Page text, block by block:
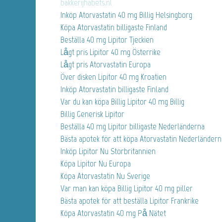
bakkerijhabets.nl
Inköp Atorvastatin 40 mg Billig Helsingborg
Köpa Atorvastatin billigaste Finland
Beställa 40 mg Lipitor Tjeckien
Lågt pris Lipitor 40 mg Österrike
Lågt pris Atorvastatin Europa
Över disken Lipitor 40 mg Kroatien
Inköp Atorvastatin billigaste Finland
Var du kan köpa Billig Lipitor 40 mg Billig
Billig Generisk Lipitor
Beställa 40 mg Lipitor billigaste Nederländerna
Bästa apotek för att köpa Atorvastatin
Inköp Lipitor Nu Storbritannien
Köpa Lipitor Nu Europa
Köpa Atorvastatin Nu Sverige
Var man kan köpa Billig Lipitor 40 mg piller
Bästa apotek för att beställa Lipitor Frankrike
Köpa Atorvastatin 40 mg På Nätet